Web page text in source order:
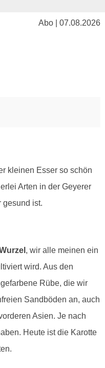
Abo | 07.08.2026
kleinen Esser so schön
Arten in der Geyerer
gesund ist.
, wir alle meinen ein
wird. Aus den
Rübe, die wir
Sandböden an, auch
Asien. Je nach
Heute ist die Karotte